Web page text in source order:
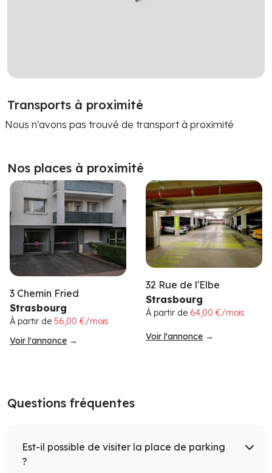
Transports à proximité
Nous n'avons pas trouvé de transport à proximité
Nos places à proximité
3 Chemin Fried
Strasbourg
À partir de 56,00 €/mois
Voir l'annonce →
32 Rue de l'Elbe
Strasbourg
À partir de 64,00 €/mois
Voir l'annonce →
Questions fréquentes
Est-il possible de visiter la place de parking
?